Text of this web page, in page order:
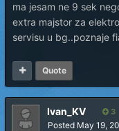
ma jesam ne 9 sek
extra majstor za
servisu u bg..poznaje
Quote
Ivan_KV 3
Posted May 19,